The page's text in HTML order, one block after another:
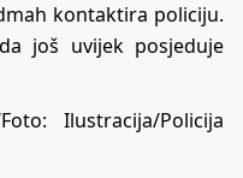
kontaktira policiju.
još uvijek posjeduje
Ilustracija/Policija